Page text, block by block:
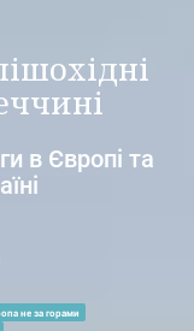
в Європі та
не за горами